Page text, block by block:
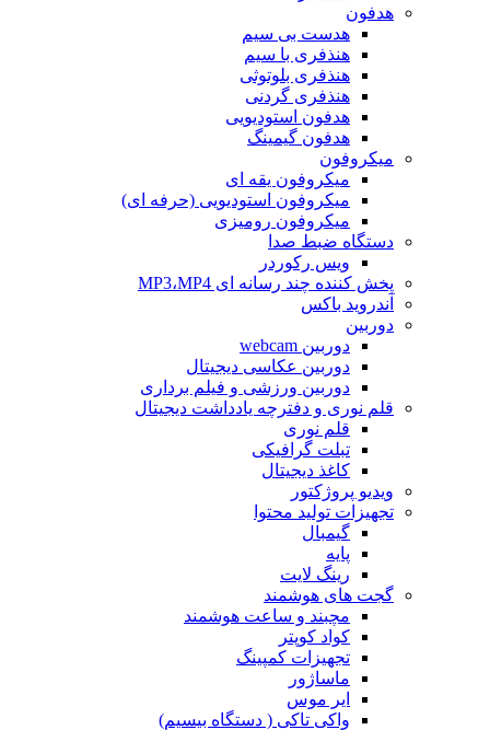
هدفون
هدست بی سیم
هنذفری با سیم
هنذفری بلوتوثی
هنذفری گردنی
هدفون استودیویی
هدفون گیمینگ
میکروفون
میکروفون یقه ای
میکروفون استودیویی (حرفه ای)
میکروفون رومیزی
دستگاه ضبط صدا
ویس رکوردر
پخش کننده چند رسانه ای MP3،MP4
آندروید باکس
دوربین
دوربین webcam
دوربین عکاسی دیجیتال
دوربین‌ ورزشی و فیلم برداری
قلم نوری و دفترچه یادداشت دیجیتال
قلم نوری
تبلت گرافیکی
کاغذ دیجیتال
ویدیو پروژکتور
تجهیزات تولید محتوا
گیمبال
پایه
رینگ لایت
گجت های هوشمند
مچبند و ساعت هوشمند
کواد کوپتر
تجهیزات کمپینگ
ماساژور
ایر موس
واکی تاکی ( دستگاه بیسیم)